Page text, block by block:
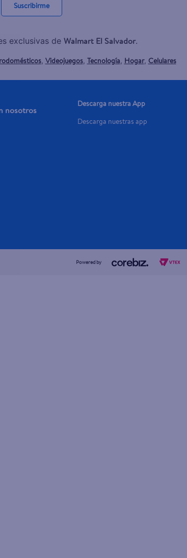
Suscribirme
exclusivas de Walmart El Salvador.
, Videojuegos, Tecnología, Hogar, Celulares
nosotros
Descarga nuestra App
Descarga nuestras app
Powered by